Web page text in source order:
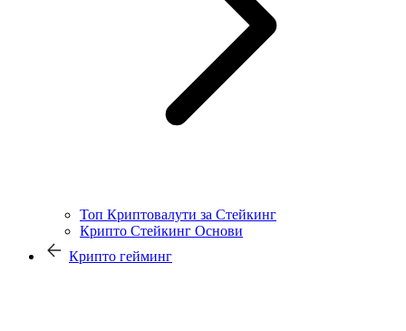
Топ Криптовалути за Стейкинг
Крипто Стейкинг Основи
Крипто гейминг